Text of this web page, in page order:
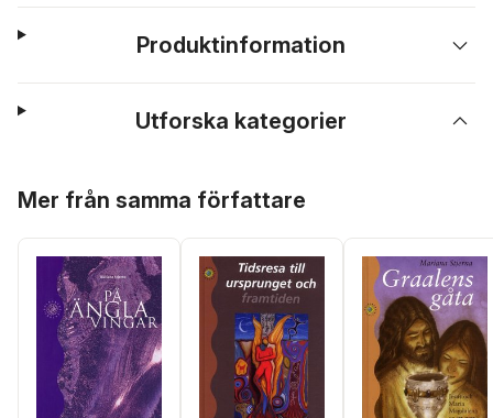
Produktinformation
Utforska kategorier
Mer från samma författare